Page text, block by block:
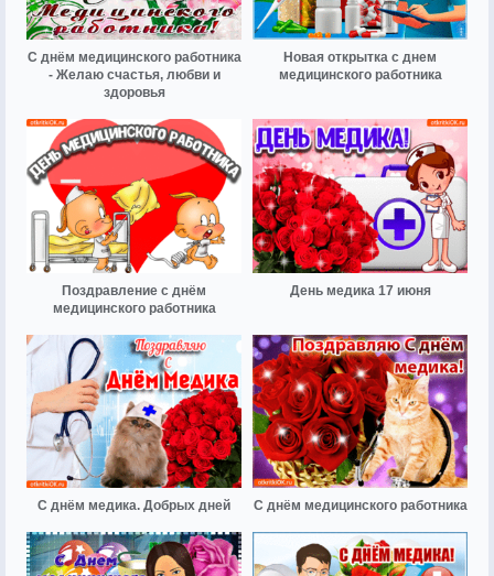
С днём медицинского работника
- Желаю счастья, любви и
здоровья
Новая открытка с днем
медицинского работника
Поздравление с днём
медицинского работника
День медика 17 июня
С днём медика. Добрых дней С днём медицинского работника